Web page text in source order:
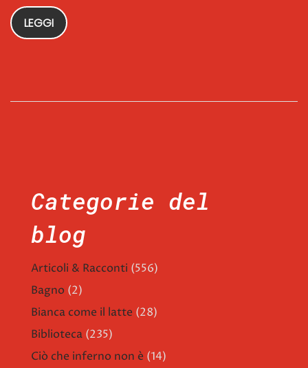
LEGGI
Categorie del
blog
Articoli & Racconti (556)
Bagno (2)
Bianca come il latte (28)
Biblioteca (235)
Ciò che inferno non è (14)